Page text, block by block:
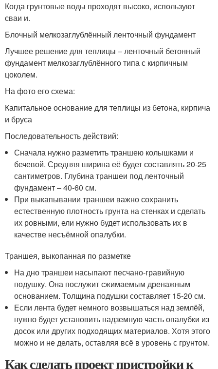
Когда грунтовые воды проходят высоко, используют
сваи и.
Блочный мелкозаглублённый ленточный фундамент
Лучшее решение для теплицы – ленточный бетонный
фундамент мелкозаглублённого типа с кирпичным
цоколем.
На фото его схема:
Капитальное основание для теплицы из бетона, кирпича
и бруса
Последовательность действий:
Сначала нужно разметить траншею колышками и
бечевой. Средняя ширина её будет составлять 20-25
сантиметров. Глубина траншеи под ленточный
фундамент – 40-60 см.
При выкапывании траншеи важно сохранить
естественную плотность грунта на стенках и сделать
их ровными, ели нужно будет использовать их в
качестве несъёмной опалубки.
Траншея, выкопанная по разметке
На дно траншеи насыпают песчано-гравийную
подушку. Она послужит сжимаемым дренажным
основанием. Толщина подушки составляет 15-20 см.
Если лента будет немного возвышаться над землёй,
нужно будет установить надземную часть опалубки из
досок или других подходящих материалов. Хотя этого
можно и не делать, оставляя всё в уровень с грунтом.
Как сделать проект пристройки к